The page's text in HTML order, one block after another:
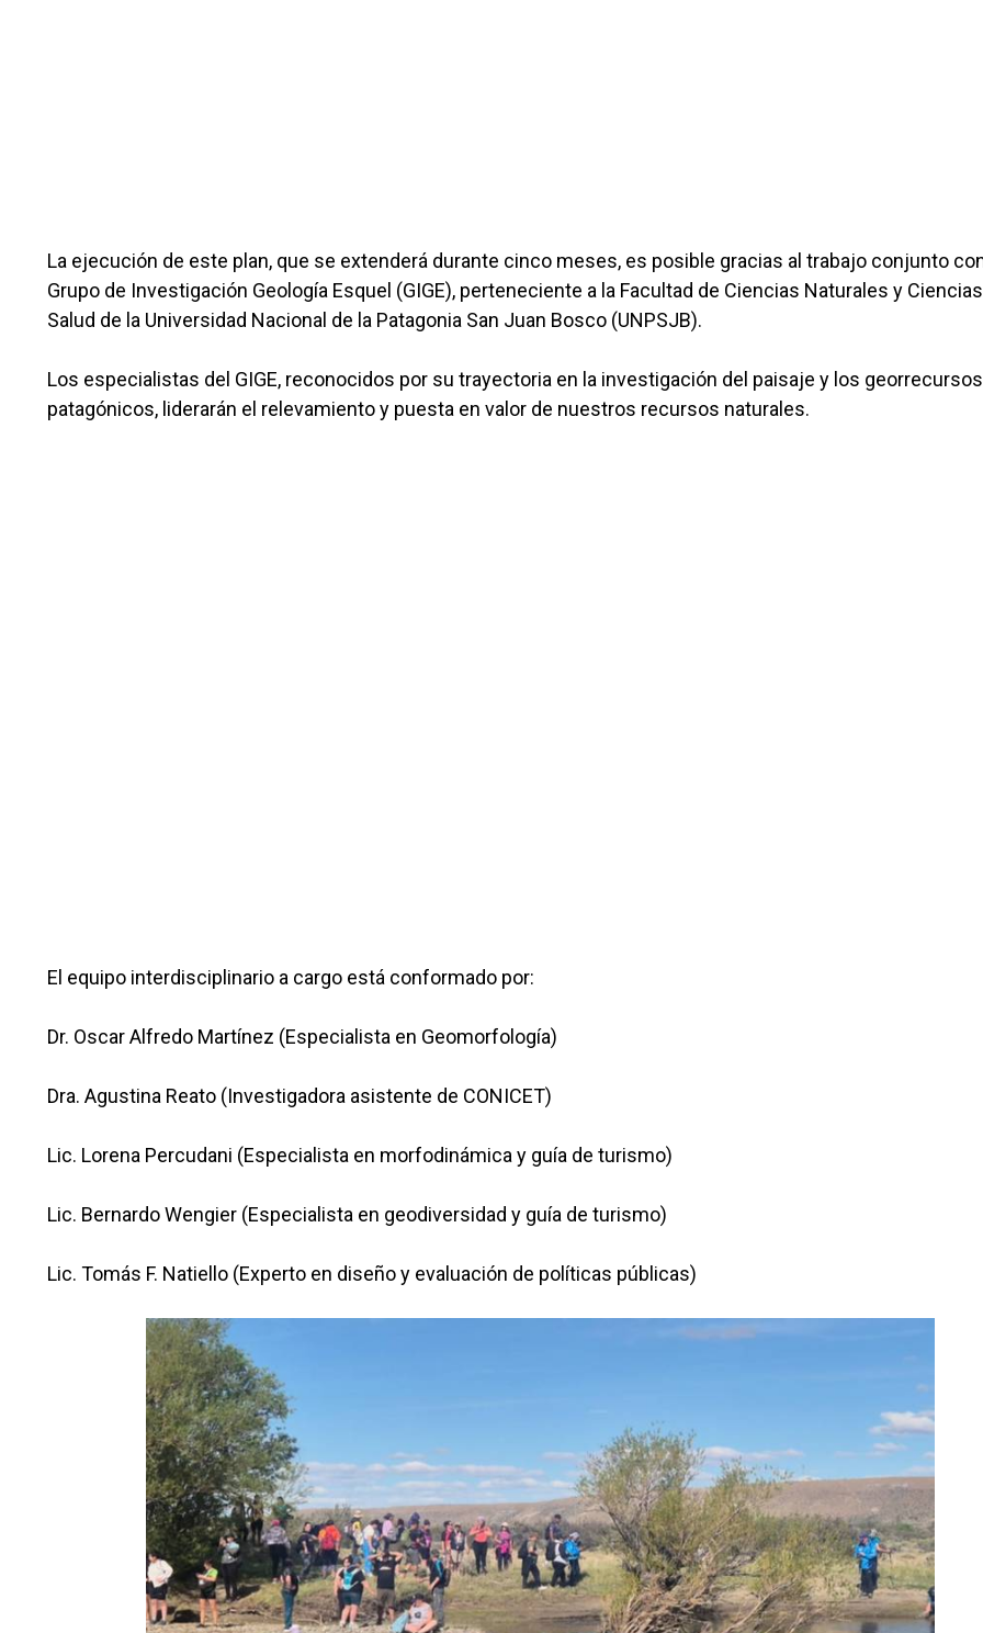
La ejecución de este plan, que se extenderá durante cinco meses, es posible gracias al trabajo conjunto
Grupo de Investigación Geología Esquel (GIGE), perteneciente a la Facultad de Ciencias Naturales y
Salud de la Universidad Nacional de la Patagonia San Juan Bosco (UNPSJB).
Los especialistas del GIGE, reconocidos por su trayectoria en la investigación del paisaje y los georrecursos
patagónicos, liderarán el relevamiento y puesta en valor de nuestros recursos naturales.
El equipo interdisciplinario a cargo está conformado por:
Dr. Oscar Alfredo Martínez (Especialista en Geomorfología)
Dra. Agustina Reato (Investigadora asistente de CONICET)
Lic. Lorena Percudani (Especialista en morfodinámica y guía de turismo)
Lic. Bernardo Wengier (Especialista en geodiversidad y guía de turismo)
Lic. Tomás F. Natiello (Experto en diseño y evaluación de políticas públicas)